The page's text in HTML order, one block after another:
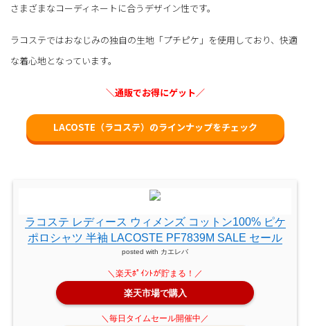
さまざまなコーディネートに合うデザイン性です。
ラコステではおなじみの独自の生地「プチピケ」を使用しており、快適
な着心地となっています。
＼通販でお得にゲット／
LACOSTE（ラコステ）のラインナップをチェック
ラコステ レディース ウィメンズ コットン100% ピケ
ポロシャツ 半袖 LACOSTE PF7839M SALE セール
posted with カエレバ
楽天市場で購入